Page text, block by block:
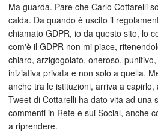
Ma guarda. Pare che Carlo Cottarelli
calda. Da quando è uscito il
chiamato GDPR, io da questo sito, lo
com'è il GDPR non mi piace,
chiaro, arzigogolato, oneroso,
iniziativa privata e non solo a quella.
anche tra le istituzioni, arriva a
Tweet di Cottarelli ha dato vita ad una
commenti in Rete e sui Social, anche
a riprendere.